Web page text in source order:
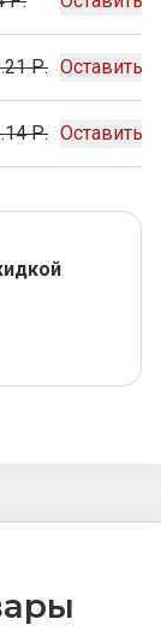
Р. Оставить
Р. Оставить